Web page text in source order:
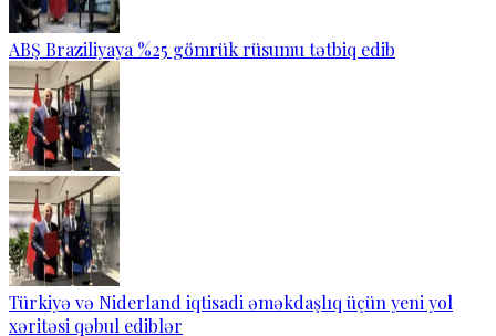
ABŞ Braziliyaya %25 gömrük rüsumu tətbiq edib
Türkiyə və Niderland iqtisadi əməkdaşlıq üçün yeni yol
xəritəsi qəbul ediblər